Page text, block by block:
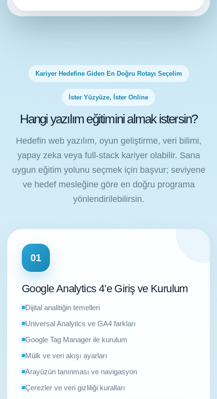
Kariyer Hedefine Giden En Doğru Rotayı Seçelim
İster Yüzyüze, İster Online
Hangi yazılım eğitimini almak istersin?
Hedefin web yazılım, oyun geliştirme, veri bilimi,
yapay zeka veya full-stack kariyer olabilir. Sana
uygun eğitim yolunu seçmek için başvur; seviyene
ve hedef mesleğine göre en doğru programa
yönlendirilebilirsin.
01
Google Analytics 4’e Giriş ve Kurulum
Dijital analitiğin temelleri
Universal Analytics ve GA4 farkları
Google Tag Manager ile kurulum
Mülk ve veri akışı ayarları
Arayüzün tanınması ve navigasyon
Çerezler ve veri gizliliği kuralları